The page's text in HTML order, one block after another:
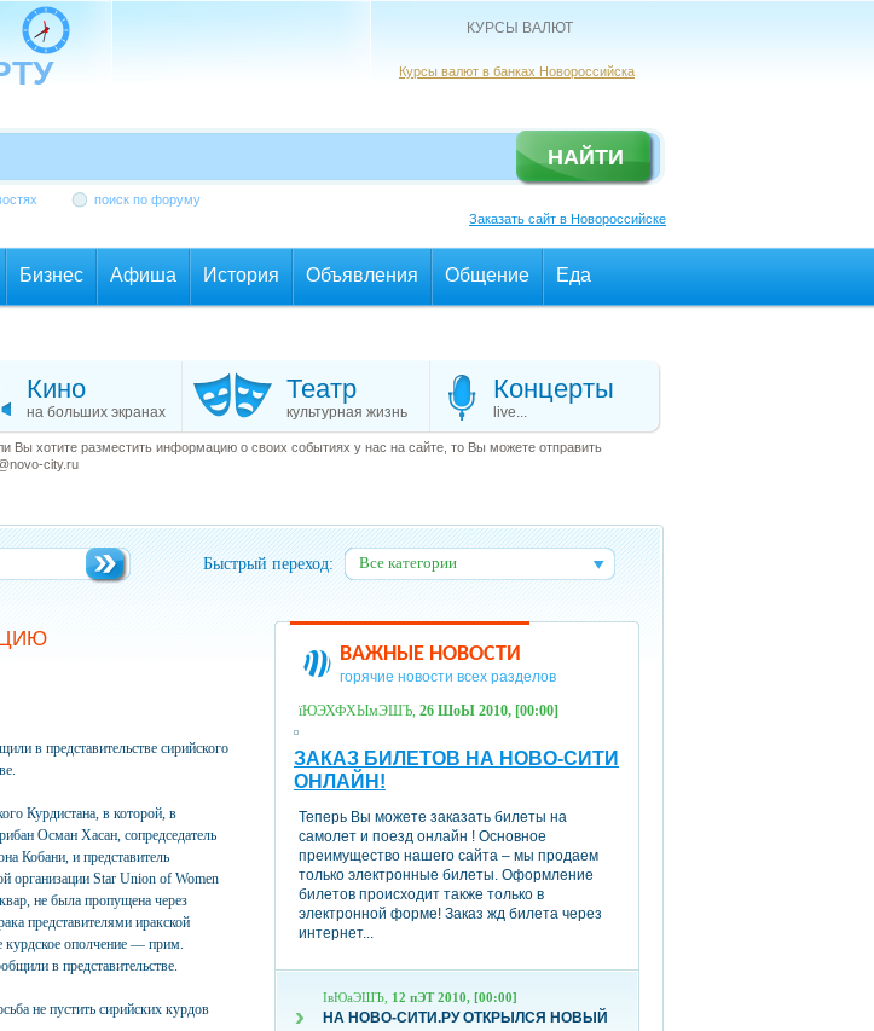
КУРСЫ ВАЛЮТ
Курсы валют в банках Новороссийска
поиск по форуму
Заказать сайт в Новороссийске
Бизнес Афиша История Объявления Общение Еда
Кино
на больших экранах
Театр
культурная жизнь
Концерты
live...
Вы хотите разместить информацию о своих событиях у нас на сайте, то Вы можете отправить
city.ru
Быстрый переход: Все категории
в представительстве сирийского
Курдистана, в которой, в
Осман Хасан, сопредседатель
Кобани, и представитель
организации Star Union of Women
не была пропущена через
представителями иракской
курдское ополчение — прим.
в представительстве.
не пустить сирийских курдов
ВАЖНЫЕ НОВОСТИ
горячие новости всех разделов
їЮЭХФХЫмЭШЪ, 26 ШоЫ 2010, [00:00]
ЗАКАЗ БИЛЕТОВ НА НОВО-СИТИ
ОНЛАЙН!
Теперь Вы можете заказать билеты на
самолет и поезд онлайн ! Основное
преимущество нашего сайта – мы продаем
только электронные билеты. Оформление
билетов происходит также только в
электронной форме! Заказ жд билета через
интернет...
ІвЮаЭШЪ, 12 пЭТ 2010, [00:00]
НА НОВО-СИТИ.РУ ОТКРЫЛСЯ НОВЫЙ